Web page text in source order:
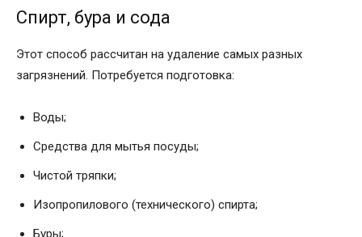
Спирт, бура и сода
Этот способ рассчитан на удаление самых разных
загрязнений. Потребуется подготовка:
Воды;
Средства для мытья посуды;
Чистой тряпки;
Изопропилового (технического) спирта;
Буры;